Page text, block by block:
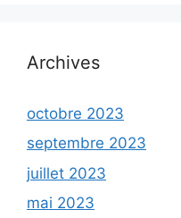
Archives
octobre 2023
septembre 2023
juillet 2023
mai 2023